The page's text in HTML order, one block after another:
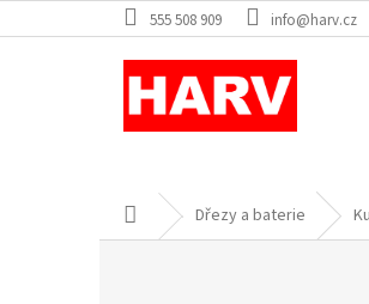
na
555 508 909 info@harv.cz
Domů Dřezy a baterie